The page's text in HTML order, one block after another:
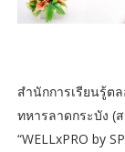
สำนักการเรียนรู้ต
ทหารลาดกระบัง (
“WELLxPRO by